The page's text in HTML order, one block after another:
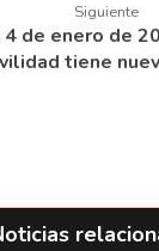
Siguiente
de enero de
tiene